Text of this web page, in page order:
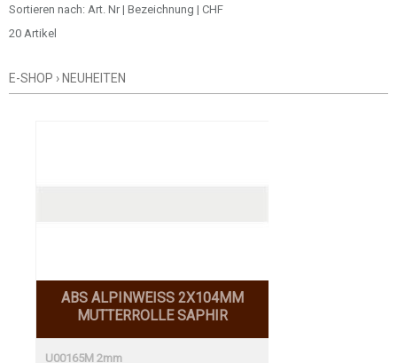
SPEZIALARTIKEL
Sortieren nach: Art. Nr | Bezeichnung | CHF
20 Artikel
E-SHOP › NEUHEITEN
ABS ALPINWEISS 2X104MM
MUTTERROLLE SAPHIR
U00165M 2mm